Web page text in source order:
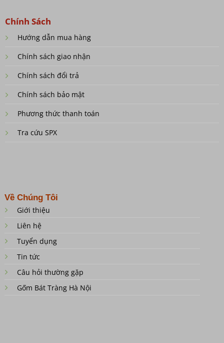
Chính Sách
Hướng dẫn mua hàng
Chính sách giao nhận
Chính sách đổi trả
Chính sách bảo mật
Phương thức thanh toán
Tra cứu SPX
Về Chúng Tôi
Giới thiệu
Liên hệ
Tuyển dụng
Tin tức
Câu hỏi thường gặp
Gốm Bát Tràng Hà Nội